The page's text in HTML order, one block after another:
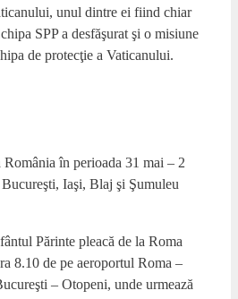
unul dintre ei fiind chiar
SPP a desfăşurat şi o misiune
de protecţie a Vaticanului.
în perioada 31 mai – 2
Iaşi, Blaj şi Şumuleu
Părinte pleacă de la Roma
8.10 de pe aeroportul Roma –
– Otopeni, unde urmează